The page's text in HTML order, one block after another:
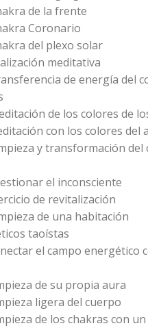
de la frente
Coronario
del plexo solar
meditativa
de energía del
de los colores de
con los colores del
y transformación del
el inconsciente
de revitalización
de una habitación
taoístas
el campo energético
de su propia aura
ligera del cuerpo
de los chakras con